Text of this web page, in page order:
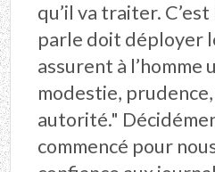
qu’il va traiter.
parle doit déployer
assurent à l’homme
modestie,
autorité."
commencé pour